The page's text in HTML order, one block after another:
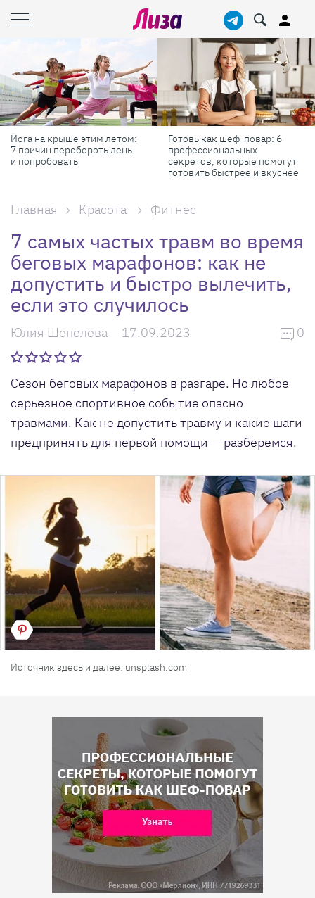
на крыше этим летом:
перебороть лень
Готовь как шеф-повар: 6
профессиональных
секретов, которые помогут
готовить быстрее и вкуснее
Главная Красота Фитнес
7 самых частых травм во время
беговых марафонов: как не
допустить и быстро вылечить,
если это случилось
Юлия Шепелева 17.09.2023 0
Сезон беговых марафонов в разгаре. Но любое
серьезное спортивное событие опасно
травмами. Как не допустить травму и какие шаги
предпринять для первой помощи — разберемся.
Источник здесь и далее: unsplash.com